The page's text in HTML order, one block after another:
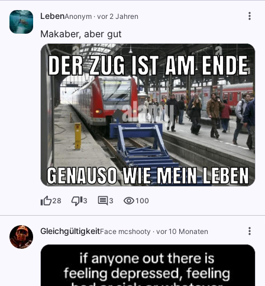
LebenAnonym · vor 2 Jahren
Makaber, aber gut
28 3 3 100
GleichgültigkeitFace mcshooty · vor 10 Monaten